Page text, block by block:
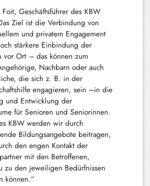
Geschäftsführer des KBW
Ziel ist die Verbindung von
und privatem Engagement
stärkere Einbindung der
vor Ort – das können zum
Nachbarn oder auch
die sich z. B. in der
engagieren, sein –in die
und Entwicklung der
für Senioren und Seniorinnen.
KBW werden wir durch
Bildungsangebote beitragen,
den engen Kontakt der
mit den Betroffenen,
zu den jeweiligen Bedürfnissen
können.“